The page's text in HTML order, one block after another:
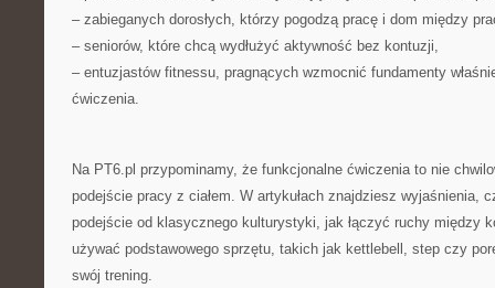
– zabieganych dorosłych, którzy pogodzą pracę i dom między
– seniorów, które chcą wydłużyć aktywność bez kontuzji,
– entuzjastów fitnessu, pragnących wzmocnić fundamenty
ćwiczenia.
Na PT6.pl przypominamy, że funkcjonalne ćwiczenia to nie
podejście pracy z ciałem. W artykułach znajdziesz wyjaśnienia,
podejście od klasycznego kulturystyki, jak łączyć ruchy między
używać podstawowego sprzętu, takich jak kettlebell, step czy
swój trening.